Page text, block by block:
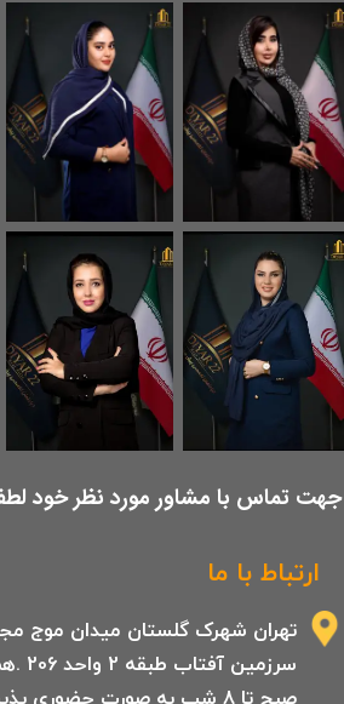
ارتباط با ما
تهران شهرک گلستان میدان موج
​جهت تماس با مشاور مورد نظر خود